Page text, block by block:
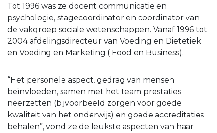
Tot 1996 was ze docent communicatie en
psychologie, stagecoördinator en coördinator van
de vakgroep sociale wetenschappen. Vanaf 1996 tot
2004 afdelingsdirecteur van Voeding en Dietetiek
en Voeding en Marketing ( Food en Business).
“Het personele aspect, gedrag van mensen
beïnvloeden, samen met het team prestaties
neerzetten (bijvoorbeeld zorgen voor goede
kwaliteit van het onderwijs) en goede accreditaties
behalen”, vond ze de leukste aspecten van haar